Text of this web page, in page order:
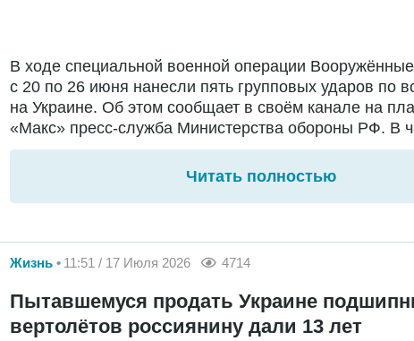
В ходе специальной военной операции
с 20 по 26 июня нанесли пять групповых ударов по
на Украине. Об этом сообщает в своём канале на
«Макс» пресс-служба Министерства обороны РФ. В
Читать полностью
Жизнь 11:51 / 17 Июля 2026 4714
Пытавшемуся продать Украине
вертолётов россиянину дали 13 лет